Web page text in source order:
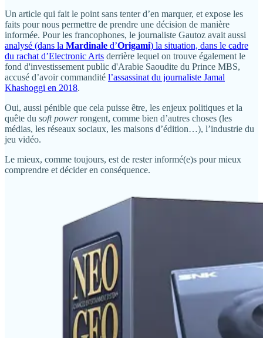
Un article qui fait le point sans tenter d’en marquer, et expose les
faits pour nous permettre de prendre une décision de manière
informée. Pour les francophones, le journaliste Gautoz avait aussi
analysé (dans la Mardinale d’Origami) la situation, dans le cadre
du rachat d’Electronic Arts derrière lequel on trouve également le
fond d'investissement public d'Arabie Saoudite du Prince MBS,
accusé d’avoir commandité l’assassinat du journaliste Jamal
Khashoggi en 2018.
Oui, aussi pénible que cela puisse être, les enjeux politiques et la
quête du soft powerrongent, comme bien d’autres choses (les
médias, les réseaux sociaux, les maisons d’édition…), l’industrie du
jeu vidéo.
Le mieux, comme toujours, est de rester informé(e)s pour mieux
comprendre et décider en conséquence.